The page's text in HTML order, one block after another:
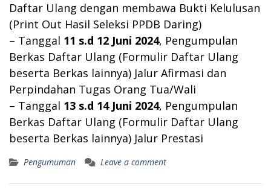
Daftar Ulang dengan membawa Bukti Kelulusan
(Print Out Hasil Seleksi PPDB Daring)
– Tanggal 11 s.d 12 Juni 2024, Pengumpulan
Berkas Daftar Ulang (Formulir Daftar Ulang
beserta Berkas lainnya) Jalur Afirmasi dan
Perpindahan Tugas Orang Tua/Wali
– Tanggal 13 s.d 14 Juni 2024, Pengumpulan
Berkas Daftar Ulang (Formulir Daftar Ulang
beserta Berkas lainnya) Jalur Prestasi
Pengumuman Leave a comment